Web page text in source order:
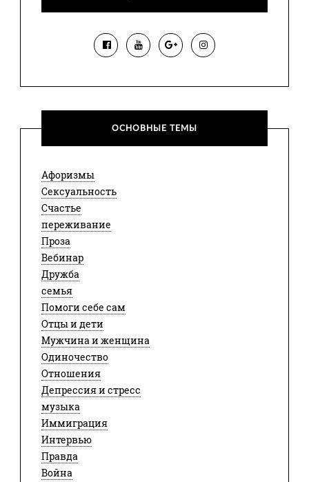
ОСНОВНЫЕ ТЕМЫ
Афоризмы
Сексуальность
Счастье
переживание
Проза
Вебинар
Дружба
семья
Помоги себе сам
Отцы и дети
Мужчина и женщина
Одиночество
Отношения
Депрессия и стресс
музыка
Иммиграция
Интервью
Правда
Война